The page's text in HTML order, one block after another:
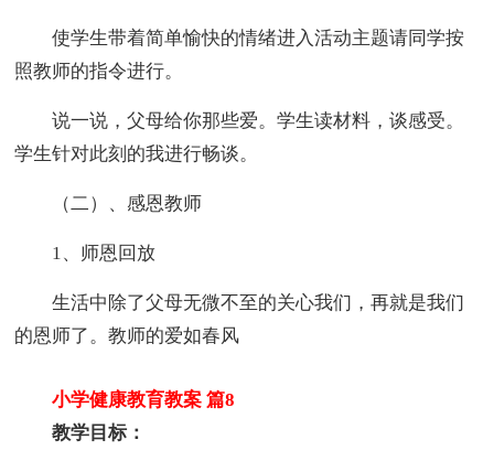
使学生带着简单愉快的情绪进入活动主题请同学按
照教师的指令进行。
说一说，父母给你那些爱。学生读材料，谈感受。
学生针对此刻的我进行畅谈。
（二）、感恩教师
1、师恩回放
生活中除了父母无微不至的关心我们，再就是我们
的恩师了。教师的爱如春风
小学健康教育教案 篇8
教学目标：